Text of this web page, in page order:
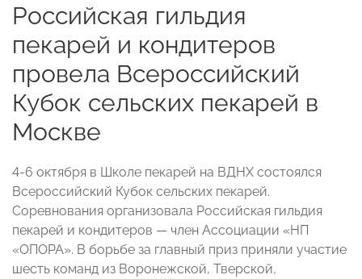
Российская гильдия
пекарей и кондитеров
провела Всероссийский
Кубок сельских пекарей в
Москве
4-6 октября в Школе пекарей на ВДНХ состоялся
Всероссийский Кубок сельских пекарей.
Соревнования организовала Российская гильдия
пекарей и кондитеров — член Ассоциации «НП
«ОПОРА». В борьбе за главный приз приняли участие
шесть команд из Воронежской, Тверской,